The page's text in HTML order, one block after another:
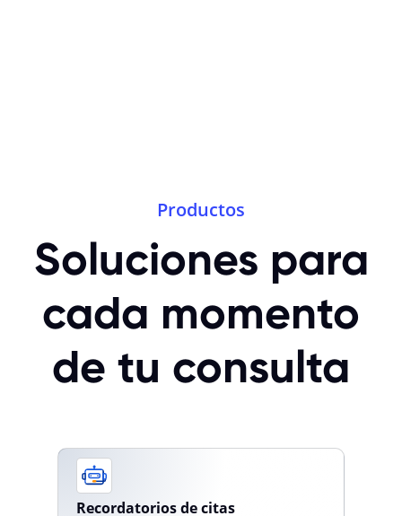
Productos
Soluciones para
cada momento
de tu consulta
Recordatorios de citas